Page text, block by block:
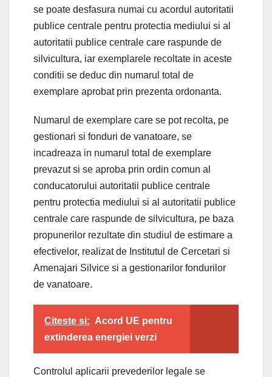
se poate desfasura numai cu acordul autoritatii
publice centrale pentru protectia mediului si al
autoritatii publice centrale care raspunde de
silvicultura, iar exemplarele recoltate in aceste
conditii se deduc din numarul total de
exemplare aprobat prin prezenta ordonanta.
Numarul de exemplare care se pot recolta, pe
gestionari si fonduri de vanatoare, se
incadreaza in numarul total de exemplare
prevazut si se aproba prin ordin comun al
conducatorului autoritatii publice centrale
pentru protectia mediului si al autoritatii publice
centrale care raspunde de silvicultura, pe baza
propunerilor rezultate din studiul de estimare a
efectivelor, realizat de Institutul de Cercetari si
Amenajari Silvice si a gestionarilor fondurilor
de vanatoare.
Citeste si: Acord UE pentru
extinderea energiei verzi
Controlul aplicarii prevederilor legale se